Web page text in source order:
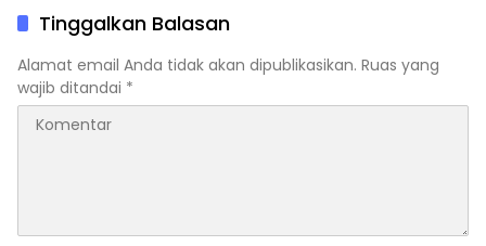
Tinggalkan Balasan
Alamat email Anda tidak akan dipublikasikan. Ruas yang
wajib ditandai *